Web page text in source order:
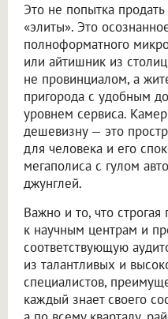
Это не попытка
«элиты». Это
полноформатного
или айтишник из
не провинциалом, а
пригорода с удобным
уровнем сервиса.
дешевизну — это
для человека и его
мегаполиса с гулом
джунглей.
Важно и то, что строгая
к научным центрам и
соответствующую
из талантливых и
специалистов,
каждый знает своего